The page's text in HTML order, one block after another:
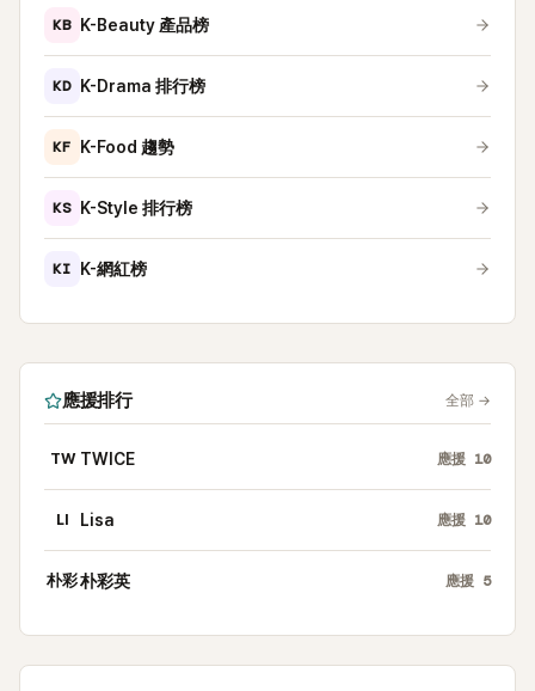
KB K-Beauty 產品榜
KD K-Drama 排行榜
KF K-Food 趨勢
KS K-Style 排行榜
KI K-網紅榜
應援排行 全部 →
TW TWICE 應援 10
LI Lisa 應援 10
朴彩朴彩英 應援 5